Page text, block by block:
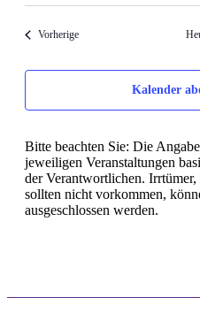
VorherigeVeranstaltungen
Kalender
Bitte beachten Sie: Die
jeweiligen Veranstaltungen
der Verantwortlichen.
sollten nicht vorkommen,
ausgeschlossen werden.